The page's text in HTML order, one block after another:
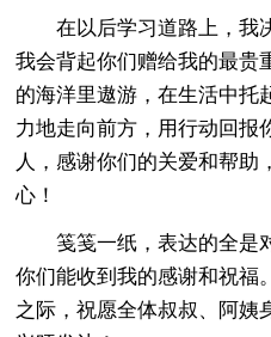
在以后学习道路上，我
我会背起你们赠给我的最
的海洋里遨游，在生活中托
力地走向前方，用行动回报
人，感谢你们的关爱和帮助
心！
笺笺一纸，表达的全是
你们能收到我的感谢和祝福
之际，祝愿全体叔叔、阿姨